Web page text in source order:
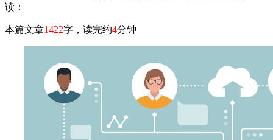
读：
本篇文章1422字，读完约4分钟